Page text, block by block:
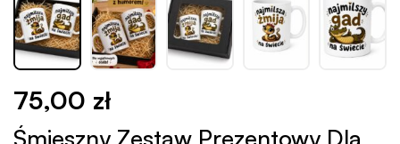
75,00 zł
Śmieszny Zestaw Prezentowy Dla